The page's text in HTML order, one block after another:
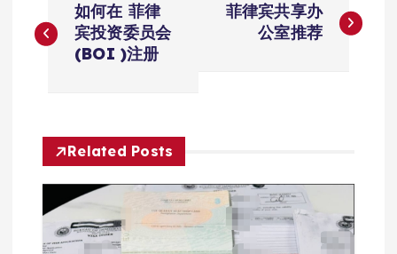
章
航
如何在 菲律
宾投资委员会
(BOI )注册
菲律宾共享办
公室推荐
Related Posts